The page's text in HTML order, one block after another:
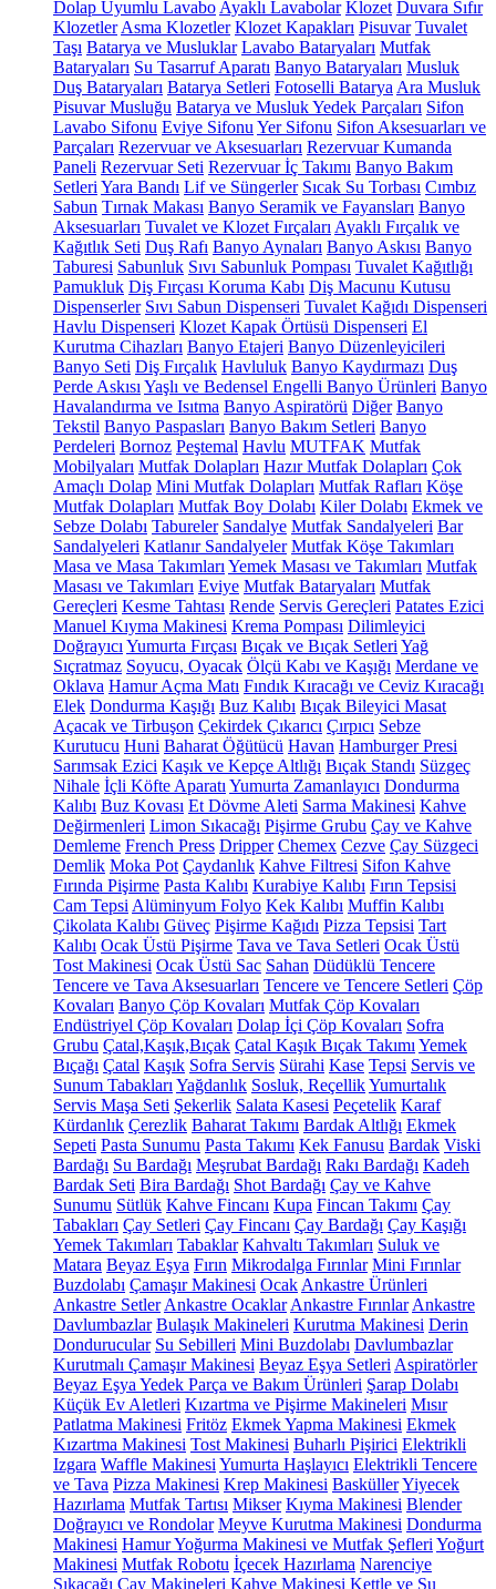
Dolap Uyumlu Lavabo Ayaklı Lavabolar Klozet Duvara Sıfır
Klozetler Asma Klozetler Klozet Kapakları Pisuvar Tuvalet
Taşı Batarya ve Musluklar Lavabo Bataryaları Mutfak
Bataryaları Su Tasarruf Aparatı Banyo Bataryaları Musluk
Duş Bataryaları Batarya Setleri Fotoselli Batarya Ara Musluk
Pisuvar Musluğu Batarya ve Musluk Yedek Parçaları Sifon
Lavabo Sifonu Eviye Sifonu Yer Sifonu Sifon Aksesuarları ve
Parçaları Rezervuar ve Aksesuarları Rezervuar Kumanda
Paneli Rezervuar Seti Rezervuar İç Takımı Banyo Bakım
Setleri Yara Bandı Lif ve Süngerler Sıcak Su Torbası Cımbız
Sabun Tırnak Makası Banyo Seramik ve Fayansları Banyo
Aksesuarları Tuvalet ve Klozet Fırçaları Ayaklı Fırçalık ve
Kağıtlık Seti Duş Rafı Banyo Aynaları Banyo Askısı Banyo
Taburesi Sabunluk Sıvı Sabunluk Pompası Tuvalet Kağıtlığı
Pamukluk Diş Fırçası Koruma Kabı Diş Macunu Kutusu
Dispenserler Sıvı Sabun Dispenseri Tuvalet Kağıdı Dispenseri
Havlu Dispenseri Klozet Kapak Örtüsü Dispenseri El
Kurutma Cihazları Banyo Etajeri Banyo Düzenleyicileri
Banyo Seti Diş Fırçalık Havluluk Banyo Kaydırmazı Duş
Perde Askısı Yaşlı ve Bedensel Engelli Banyo Ürünleri Banyo
Havalandırma ve Isıtma Banyo Aspiratörü Diğer Banyo
Tekstil Banyo Paspasları Banyo Bakım Setleri Banyo
Perdeleri Bornoz Peştemal Havlu MUTFAK Mutfak
Mobilyaları Mutfak Dolapları Hazır Mutfak Dolapları Çok
Amaçlı Dolap Mini Mutfak Dolapları Mutfak Rafları Köşe
Mutfak Dolapları Mutfak Boy Dolabı Kiler Dolabı Ekmek ve
Sebze Dolabı Tabureler Sandalye Mutfak Sandalyeleri Bar
Sandalyeleri Katlanır Sandalyeler Mutfak Köşe Takımları
Masa ve Masa Takımları Yemek Masası ve Takımları Mutfak
Masası ve Takımları Eviye Mutfak Bataryaları Mutfak
Gereçleri Kesme Tahtası Rende Servis Gereçleri Patates Ezici
Manuel Kıyma Makinesi Krema Pompası Dilimleyici
Doğrayıcı Yumurta Fırçası Bıçak ve Bıçak Setleri Yağ
Sıçratmaz Soyucu, Oyacak Ölçü Kabı ve Kaşığı Merdane ve
Oklava Hamur Açma Matı Fındık Kıracağı ve Ceviz Kıracağı
Elek Dondurma Kaşığı Buz Kalıbı Bıçak Bileyici Masat
Açacak ve Tirbuşon Çekirdek Çıkarıcı Çırpıcı Sebze
Kurutucu Huni Baharat Öğütücü Havan Hamburger Presi
Sarımsak Ezici Kaşık ve Kepçe Altlığı Bıçak Standı Süzgeç
Nihale İçli Köfte Aparatı Yumurta Zamanlayıcı Dondurma
Kalıbı Buz Kovası Et Dövme Aleti Sarma Makinesi Kahve
Değirmenleri Limon Sıkacağı Pişirme Grubu Çay ve Kahve
Demleme French Press Dripper Chemex Cezve Çay Süzgeci
Demlik Moka Pot Çaydanlık Kahve Filtresi Sifon Kahve
Fırında Pişirme Pasta Kalıbı Kurabiye Kalıbı Fırın Tepsisi
Cam Tepsi Alüminyum Folyo Kek Kalıbı Muffin Kalıbı
Çikolata Kalıbı Güveç Pişirme Kağıdı Pizza Tepsisi Tart
Kalıbı Ocak Üstü Pişirme Tava ve Tava Setleri Ocak Üstü
Tost Makinesi Ocak Üstü Sac Sahan Düdüklü Tencere
Tencere ve Tava Aksesuarları Tencere ve Tencere Setleri Çöp
Kovaları Banyo Çöp Kovaları Mutfak Çöp Kovaları
Endüstriyel Çöp Kovaları Dolap İçi Çöp Kovaları Sofra
Grubu Çatal,Kaşık,Bıçak Çatal Kaşık Bıçak Takımı Yemek
Bıçağı Çatal Kaşık Sofra Servis Sürahi Kase Tepsi Servis ve
Sunum Tabakları Yağdanlık Sosluk, ReçellikYumurtalık
Servis Maşa Seti Şekerlik Salata Kasesi Peçetelik Karaf
Kürdanlık Çerezlik Baharat Takımı Bardak Altlığı Ekmek
Sepeti Pasta Sunumu Pasta Takımı Kek Fanusu Bardak Viski
Bardağı Su Bardağı Meşrubat Bardağı Rakı Bardağı Kadeh
Bardak Seti Bira Bardağı Shot Bardağı Çay ve Kahve
Sunumu Sütlük Kahve Fincanı Kupa Fincan Takımı Çay
Tabakları Çay Setleri Çay Fincanı Çay Bardağı Çay Kaşığı
Yemek Takımları Tabaklar Kahvaltı Takımları Suluk ve
Matara Beyaz Eşya Fırın Mikrodalga Fırınlar Mini Fırınlar
Buzdolabı Çamaşır Makinesi Ocak Ankastre Ürünleri
Ankastre Setler Ankastre Ocaklar Ankastre Fırınlar Ankastre
Davlumbazlar Bulaşık Makineleri Kurutma Makinesi Derin
Dondurucular Su Sebilleri Mini Buzdolabı Davlumbazlar
Kurutmalı Çamaşır Makinesi Beyaz Eşya Setleri Aspiratörler
Beyaz Eşya Yedek Parça ve Bakım Ürünleri Şarap Dolabı
Küçük Ev Aletleri Kızartma ve Pişirme Makineleri Mısır
Patlatma Makinesi Fritöz Ekmek Yapma Makinesi Ekmek
Kızartma Makinesi Tost Makinesi Buharlı Pişirici Elektrikli
Izgara Waffle Makinesi Yumurta Haşlayıcı Elektrikli Tencere
ve Tava Pizza Makinesi Krep Makinesi BasküllerYiyecek
Hazırlama Mutfak Tartısı Mikser Kıyma Makinesi Blender
Doğrayıcı ve Rondolar Meyve Kurutma Makinesi Dondurma
Makinesi Hamur Yoğurma Makinesi ve Mutfak Şefleri Yoğurt
Makinesi Mutfak Robotu İçecek Hazırlama Narenciye
Sıkacağı Çay Makineleri Kahve Makinesi Kettle ve Su